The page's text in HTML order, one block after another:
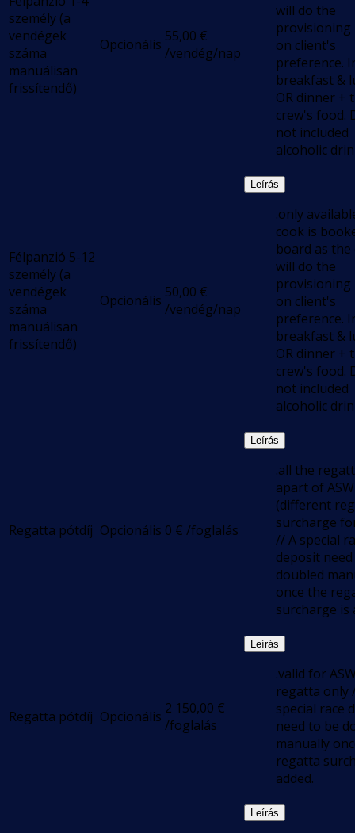
személy (a
vendégek
száma
manuálisan
frissítendő)
Opcionális 55,00 €
/vendég/nap
will do the
provisioning
on client's
preference.
breakfast &
OR dinner +
crew's food.
not included
alcoholic
Félpanzió 5-12
személy (a
vendégek
száma
manuálisan
frissítendő)
Opcionális 50,00 €
/vendég/nap
Leírás
.only
cook is
board as the
will do the
provisioning
on client's
preference.
breakfast &
OR dinner +
crew's food.
not included
alcoholic
Regatta pótdíj Opcionális 0 € /foglalás
Leírás
.all the
apart of ASW
(different
surcharge
// A special
deposit
doubled
once the
surcharge is
Regatta pótdíj Opcionális 2 150,00 €
/foglalás
Leírás
.valid for
regatta only
special race
need to be
manually
regatta
added.
Leírás